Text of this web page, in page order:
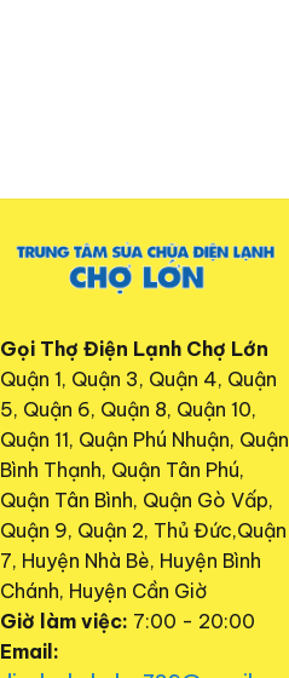
Gọi Thợ Điện Lạnh Chợ Lớn
Quận 1, Quận 3, Quận 4, Quận
5, Quận 6, Quận 8, Quận 10,
Quận 11, Quận Phú Nhuận, Quận
Bình Thạnh, Quận Tân Phú,
Quận Tân Bình, Quận Gò Vấp,
Quận 9, Quận 2, Thủ Đức,Quận
7, Huyện Nhà Bè, Huyện Bình
Chánh, Huyện Cần Giờ
Giờ làm việc: 7:00 - 20:00
Email: